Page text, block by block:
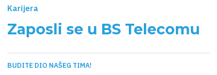
ingerencijom Hrvatskih autocesta (RCNUP_T Sveti Rok i
Karijera
Zaposli se u BS Telecomu
BUDITE DIO NAŠEG TIMA!